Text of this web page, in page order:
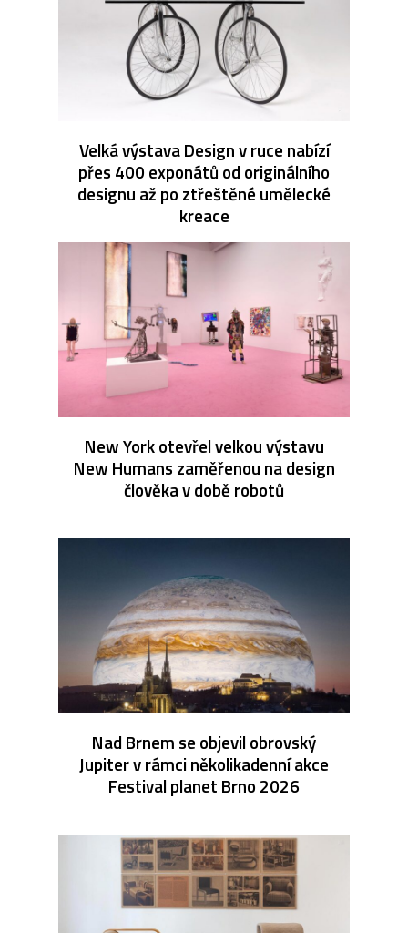
Velká výstava Design v ruce nabízí
přes 400 exponátů od originálního
designu až po ztřeštěné umělecké
kreace
New York otevřel velkou výstavu
New Humans zaměřenou na design
člověka v době robotů
Nad Brnem se objevil obrovský
Jupiter v rámci několikadenní akce
Festival planet Brno 2026